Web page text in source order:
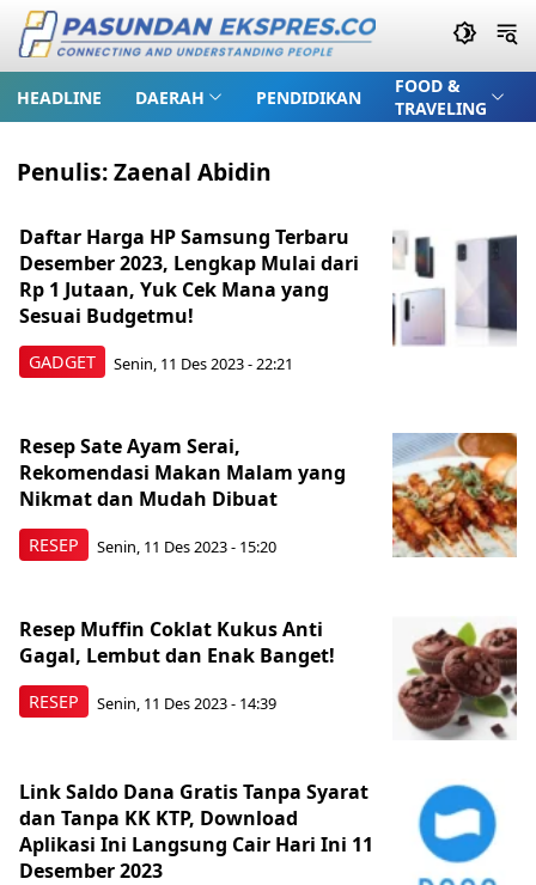
HEADLINE DAERAH PENDIDIKAN
FOOD &
TRAVELING
Penulis:Zaenal Abidin
GADGET
Daftar Harga HP Samsung Terbaru
Desember 2023, Lengkap Mulai dari
Rp 1 Jutaan, Yuk Cek Mana yang
Sesuai Budgetmu!
Senin, 11 Des 2023 - 22:21
RESEP
Resep Sate Ayam Serai,
Rekomendasi Makan Malam yang
Nikmat dan Mudah Dibuat
Senin, 11 Des 2023 - 15:20
RESEP
Resep Muffin Coklat Kukus Anti
Gagal, Lembut dan Enak Banget!
Senin, 11 Des 2023 - 14:39
Link Saldo Dana Gratis Tanpa Syarat
dan Tanpa KK KTP, Download
Aplikasi Ini Langsung Cair Hari Ini 11
Desember 2023